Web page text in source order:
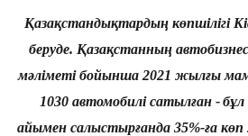
Қазақстандықтардың көпшілігі
беруде. Қазақстанның
мәліметі бойынша 2021 жылғы
1030 автомобилі сатылған -
айымен салыстырғанда 35%-ға көп